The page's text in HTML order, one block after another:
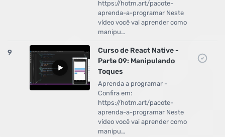
https://hotm.art/pacote-
aprenda-a-programar Neste
vídeo você vai aprender como
manipu…
9
Curso de React Native -
Parte 09: Manipulando
Toques
Aprenda a programar -
Confira em:
https://hotm.art/pacote-
aprenda-a-programar Neste
vídeo você vai aprender como
manipu…